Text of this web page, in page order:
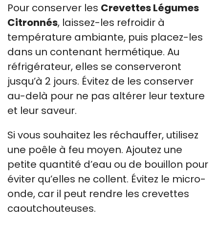
Pour conserver les Crevettes Légumes
Citronnés, laissez-les refroidir à
température ambiante, puis placez-les
dans un contenant hermétique. Au
réfrigérateur, elles se conserveront
jusqu’à 2 jours. Évitez de les conserver
au-delà pour ne pas altérer leur texture
et leur saveur.
Si vous souhaitez les réchauffer, utilisez
une poêle à feu moyen. Ajoutez une
petite quantité d’eau ou de bouillon pour
éviter qu’elles ne collent. Évitez le micro-
onde, car il peut rendre les crevettes
caoutchouteuses.